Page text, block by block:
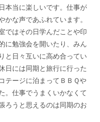
本当に楽しいです。仕事が
な声であふれています。
ではその日学んだことや印
に勉強会を開いたり、みん
と日々互いに高め合ってい
日には同期と旅行に行った
テージに泊まってＢＢＱや
。仕事でうまくいかなくて
ろうと思えるのは同期のお